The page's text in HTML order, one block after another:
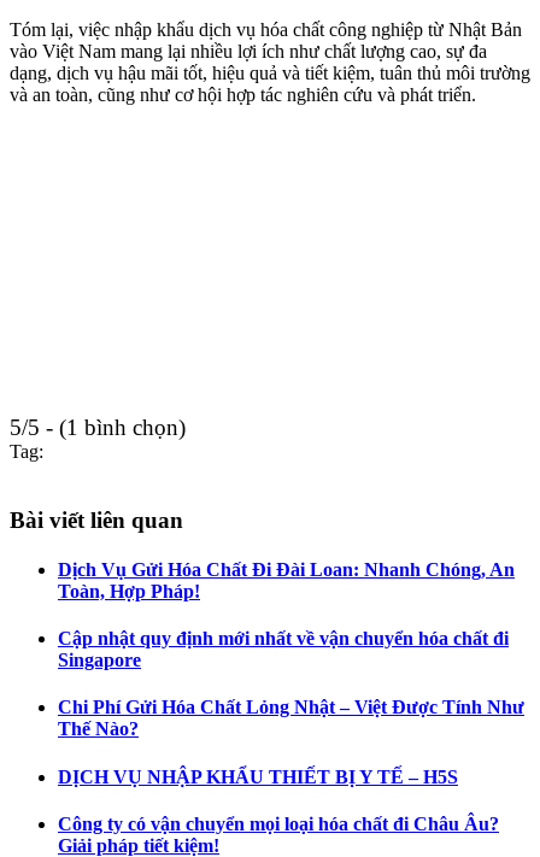
Tóm lại, việc nhập khẩu dịch vụ hóa chất công nghiệp từ Nhật Bản
vào Việt Nam mang lại nhiều lợi ích như chất lượng cao, sự đa
dạng, dịch vụ hậu mãi tốt, hiệu quả và tiết kiệm, tuân thủ môi trường
và an toàn, cũng như cơ hội hợp tác nghiên cứu và phát triển.
5/5 - (1 bình chọn)
Tag:
Bài viết liên quan
Dịch Vụ Gửi Hóa Chất Đi Đài Loan: Nhanh Chóng, An
Toàn, Hợp Pháp!
Cập nhật quy định mới nhất về vận chuyển hóa chất đi
Singapore
Chi Phí Gửi Hóa Chất Lỏng Nhật – Việt Được Tính Như
Thế Nào?
DỊCH VỤ NHẬP KHẨU THIẾT BỊ Y TẾ – H5S
Công ty có vận chuyển mọi loại hóa chất đi Châu Âu?
Giải pháp tiết kiệm!